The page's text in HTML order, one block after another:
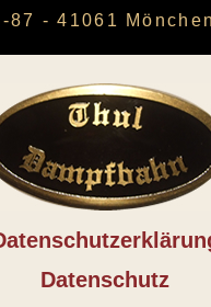
- 41061
Datenschutz